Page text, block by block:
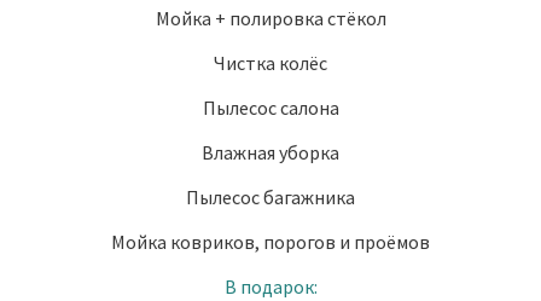
Мойка + полировка стёкол
Чистка колёс
Пылесос салона
Влажная уборка
Пылесос багажника
Мойка ковриков, порогов и проёмов
В подарок: